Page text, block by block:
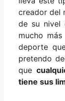
creador del
de su nivel
mucho
deporte
pretendo
que
tiene sus